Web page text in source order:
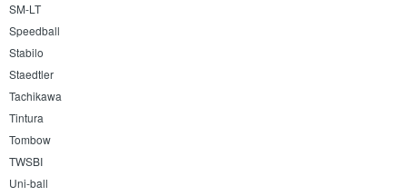
SM-LT
Speedball
Stabilo
Staedtler
Tachikawa
Tintura
Tombow
TWSBI
Uni-ball